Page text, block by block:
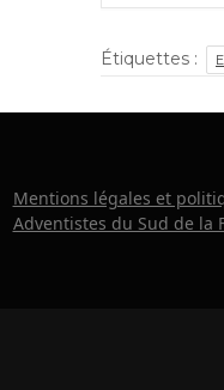
Étiquettes :
Mentions légales et
Adventistes du Sud de la